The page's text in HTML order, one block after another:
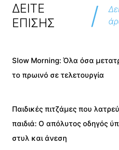
ΔΕΙΤΕ
ΕΠΙΣΗΣ
/
Slow Morning: Όλα όσα
το πρωινό σε τελετουργία
Παιδικές πιτζάμες που
παιδιά: Ο απόλυτος οδηγός
στυλ και άνεση